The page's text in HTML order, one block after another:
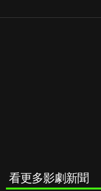
看更多影劇新聞